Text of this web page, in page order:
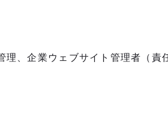
企業ウェブサイト管理者（責